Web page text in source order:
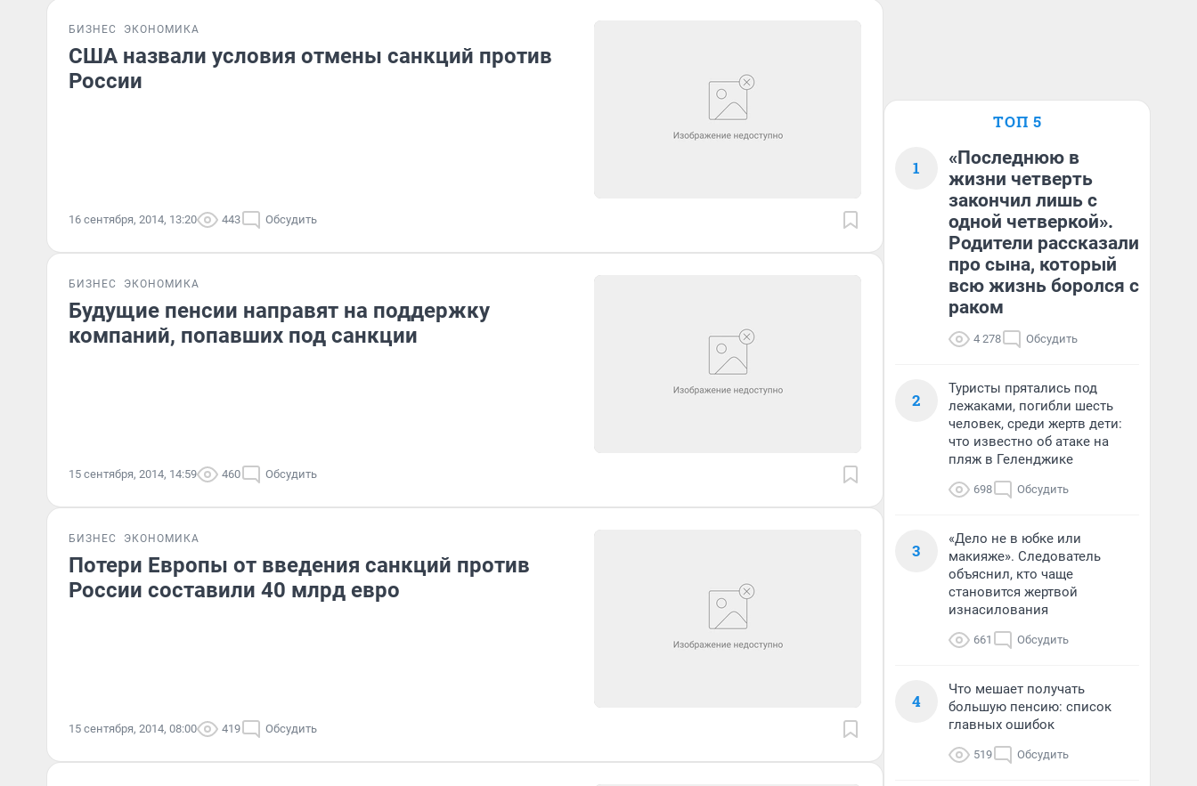
БИЗНЕС ЭКОНОМИКА
США назвали условия отмены санкций против
России
16 сентября, 2014, 13:20 443 Обсудить
БИЗНЕС ЭКОНОМИКА
Будущие пенсии направят на поддержку
компаний, попавших под санкции
15 сентября, 2014, 14:59 460 Обсудить
БИЗНЕС ЭКОНОМИКА
Потери Европы от введения санкций против
России составили 40 млрд евро
15 сентября, 2014, 08:00 419 Обсудить
ТОП 5
1
«Последнюю в
жизни четверть
закончил лишь с
одной четверкой».
Родители рассказали
про сына, который
всю жизнь боролся с
раком
4 278 Обсудить
2
Туристы прятались под
лежаками, погибли шесть
человек, среди жертв дети:
что известно об атаке на
пляж в Геленджике
698 Обсудить
3
«Дело не в юбке или
макияже». Следователь
объяснил, кто чаще
становится жертвой
изнасилования
661 Обсудить
4
Что мешает получать
большую пенсию: список
главных ошибок
519 Обсудить